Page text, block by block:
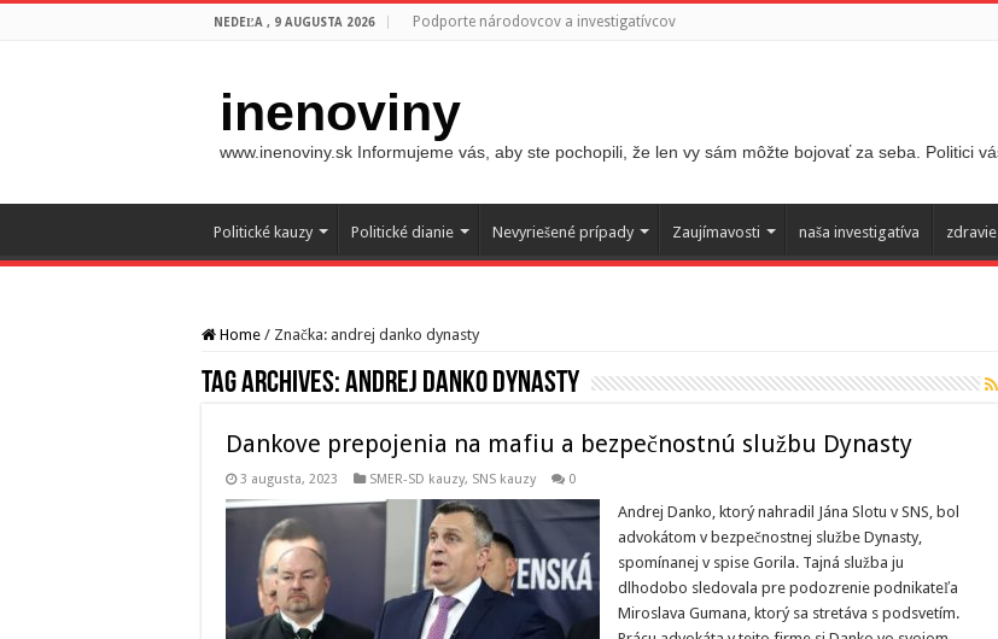
NEDEĽA , 9 AUGUSTA 2026 Podporte národovcov a investigatívcov
inenoviny
www.inenoviny.sk Informujeme vás, aby ste pochopili, že len vy sám môžte bojovať za seba. Politici
Politické kauzy Politické dianie Nevyriešené prípady Zaujímavosti naša investigatíva zdravie
Home / Značka: andrej danko dynasty
Tag Archives:andrej danko dynasty
Dankove prepojenia na mafiu a bezpečnostnú službu Dynasty
3 augusta, 2023 SMER-SD kauzy, SNS kauzy 0
Andrej Danko, ktorý nahradil Jána Slotu v SNS, bol
advokátom v bezpečnostnej službe Dynasty,
spomínanej v spise Gorila. Tajná služba ju
dlhodobo sledovala pre podozrenie podnikateľa
Miroslava Gumana, ktorý sa stretáva s podsvetím.